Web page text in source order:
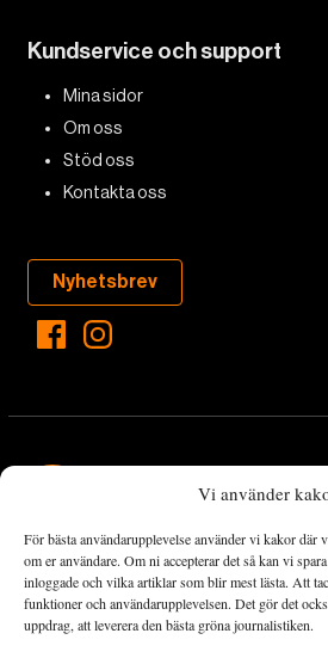
Vi använder
För bästa användarupplevelse använder vi kakor där
om er användare. Om ni accepterar det så kan vi
inloggade och vilka artiklar som blir mest lästa. Att
funktioner och användarupplevelsen. Det gör det
uppdrag, att leverera den bästa gröna journalistiken.
Kundservice och support
Mina sidor
Om oss
Stöd oss
Kontakta oss
Nyhetsbrev
Landets Fria Tidning är en
det viktigaste som händer lokalt och
omställningsrörelsen. En omställning
både via starka och lika rättigheter för